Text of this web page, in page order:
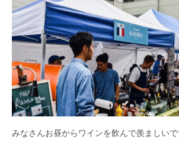
みなさんお昼からワインを飲んで羨ましい